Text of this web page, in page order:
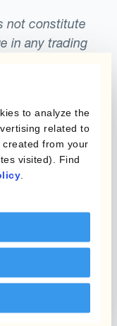
to analyze the
related to
from your
visited). Find
not constitute
in any trading
prices or
or returns are
only. Kantox
scenarios
it is possible
achieved.
advice